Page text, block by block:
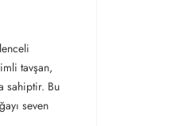
tavşan,
sahiptir. Bu
seven